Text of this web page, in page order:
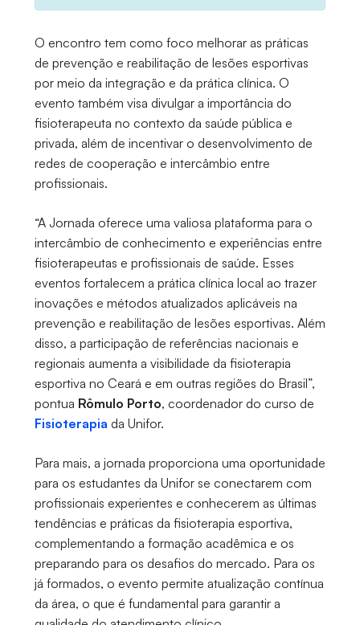
O encontro tem como foco melhorar as práticas
de prevenção e reabilitação de lesões esportivas
por meio da integração e da prática clínica. O
evento também visa divulgar a importância do
fisioterapeuta no contexto da saúde pública e
privada, além de incentivar o desenvolvimento de
redes de cooperação e intercâmbio entre
profissionais.
“A Jornada oferece uma valiosa plataforma para o
intercâmbio de conhecimento e experiências entre
fisioterapeutas e profissionais de saúde. Esses
eventos fortalecem a prática clínica local ao trazer
inovações e métodos atualizados aplicáveis na
prevenção e reabilitação de lesões esportivas. Além
disso, a participação de referências nacionais e
regionais aumenta a visibilidade da fisioterapia
esportiva no Ceará e em outras regiões do Brasil”,
pontua Rômulo Porto, coordenador do curso de
Fisioterapia da Unifor.
Para mais, a jornada proporciona uma oportunidade
para os estudantes da Unifor se conectarem com
profissionais experientes e conhecerem as últimas
tendências e práticas da fisioterapia esportiva,
complementando a formação acadêmica e os
preparando para os desafios do mercado. Para os
já formados, o evento permite atualização contínua
da área, o que é fundamental para garantir a